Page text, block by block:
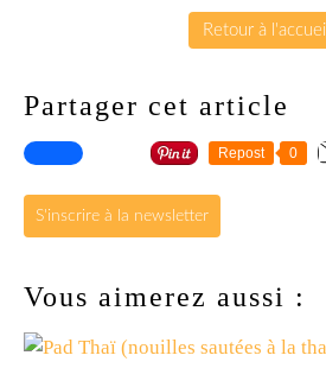
Retour à l'accueil
Partager cet article
Repost 0
S'inscrire à la newsletter
Vous aimerez aussi :